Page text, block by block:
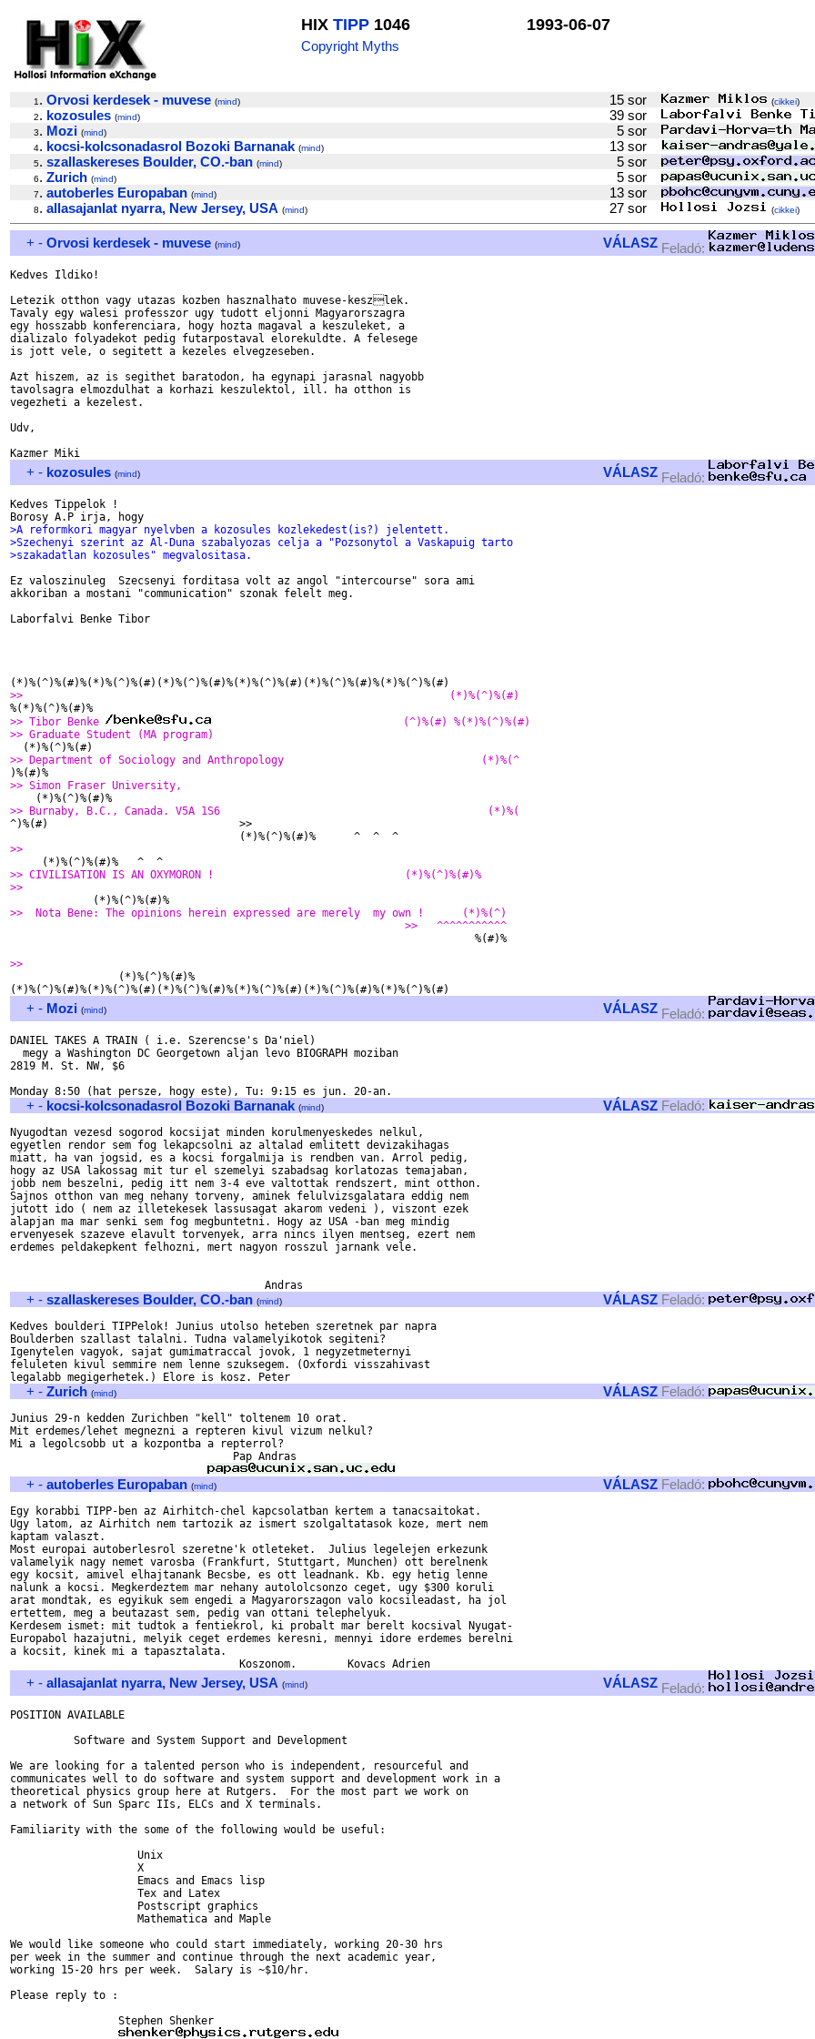
HIX TIPP 1046
Copyright Myths
1993-06-07
1 . Orvosi kerdesek - muvese (mind) 15 sor (cikkei)
2. kozosules (mind) 39 sor
3. Mozi (mind) 5 sor
4. kocsi-kolcsonadasrol Bozoki Barnanak (mind) 13 sor
5. szallaskereses Boulder, CO.-ban (mind) 5 sor
6. Zurich (mind) 5 sor
7. autoberles Europaban (mind) 13 sor
8. allasajanlat nyarra, New Jersey, USA (mind) 27 sor (cikkei)
+ - Orvosi kerdesek - muvese (mind) VÁLASZ Feladó:
Kedves Ildiko!
Letezik otthon vagy utazas kozben hasznalhato muvese-keszlek.
Tavaly egy walesi professzor ugy tudott eljonni Magyarorszagra
egy hosszabb konferenciara, hogy hozta magaval a keszuleket, a
dializalo folyadekot pedig futarpostaval elorekuldte. A felesege
is jott vele, o segitett a kezeles elvegzeseben.
Azt hiszem, az is segithet baratodon, ha egynapi jarasnal nagyobb
tavolsagra elmozdulhat a korhazi keszulektol, ill. ha otthon is
vegezheti a kezelest.
Udv,
+ - kozosules (mind) VÁLASZ Feladó:
Kedves Tippelok !
>A reformkori magyar nyelvben a kozosules kozlekedest(is?) jelentett.
>Szechenyi szerint az Al-Duna szabalyozas celja a "Pozsonytol a Vaskapuig tarto
>szakadatlan kozosules" megvalositasa.
Ez valoszinuleg  Szecsenyi forditasa volt az angol "intercourse" sora ami
akkoriban a mostani "communication" szonak felelt meg.
Laborfalvi Benke Tibor
>>                                                                   (*)%(^)%(#)
>> Tibor Benke
                              (^)%(#) %(*)%(^)%(#)
>> Graduate Student (MA program)
>> Department of Sociology and Anthropology                               (*)%(^
>> Simon Fraser University,
>> Burnaby, B.C., Canada. V5A 1S6                                          (*)%(
^)%(#)                              >>
>>
>> CIVILISATION IS AN OXYMORON !                              (*)%(^)%(#)%
>>
>>  Nota Bene: The opinions herein expressed are merely  my own !      (*)%(^)
                                                              >>   ^^^^^^^^^^^
%(#)%
>>
(*)%(^)%(#)%
+ - Mozi (mind) VÁLASZ Feladó:
DANIEL TAKES A TRAIN ( i.e. Szerencse's Da'niel)
  megy a Washington DC Georgetown aljan levo BIOGRAPH moziban
2819 M. St. NW, $6
+ - kocsi-kolcsonadasrol Bozoki Barnanak (mind) VÁLASZ Feladó:
Nyugodtan vezesd sogorod kocsijat minden korulmenyeskedes nelkul,
egyetlen rendor sem fog lekapcsolni az altalad emlitett devizakihagas
miatt, ha van jogsid, es a kocsi forgalmija is rendben van. Arrol pedig,
hogy az USA lakossag mit tur el szemelyi szabadsag korlatozas temajaban,
jobb nem beszelni, pedig itt nem 3-4 eve valtottak rendszert, mint otthon.
Sajnos otthon van meg nehany torveny, aminek felulvizsgalatara eddig nem
jutott ido ( nem az illetekesek lassusagat akarom vedeni ), viszont ezek
alapjan ma mar senki sem fog megbuntetni. Hogy az USA -ban meg mindig
ervenyesek szazeve elavult torvenyek, arra nincs ilyen mentseg, ezert nem
erdemes peldakepkent felhozni, mert nagyon rosszul jarnank vele.
+ - szallaskereses Boulder, CO.-ban (mind) VÁLASZ Feladó:
Kedves boulderi TIPPelok! Junius utolso heteben szeretnek par napra
Boulderben szallast talalni. Tudna valamelyikotok segiteni?
Igenytelen vagyok, sajat gumimatraccal jovok, 1 negyzetmeternyi
feluleten kivul semmire nem lenne szuksegem. (Oxfordi visszahivast
+ - Zurich (mind) VÁLASZ Feladó:
Junius 29-n kedden Zurichben "kell" toltenem 10 orat.
Mit erdemes/lehet megnezni a repteren kivul vizum nelkul?
Mi a legolcsobb ut a kozpontba a repterrol?
                                   Pap Andras
+ - autoberles Europaban (mind) VÁLASZ Feladó:
Egy korabbi TIPP-ben az Airhitch-chel kapcsolatban kertem a tanacsaitokat.
Ugy latom, az Airhitch nem tartozik az ismert szolgaltatasok koze, mert nem
kaptam valaszt.
Most europai autoberlesrol szeretne'k otleteket.  Julius legelejen erkezunk
valamelyik nagy nemet varosba (Frankfurt, Stuttgart, Munchen) ott berelnenk
egy kocsit, amivel elhajtanank Becsbe, es ott leadnank. Kb. egy hetig lenne
nalunk a kocsi. Megkerdeztem mar nehany autololcsonzo ceget, ugy $300 koruli
arat mondtak, es egyikuk sem engedi a Magyarorszagon valo kocsileadast, ha jol
ertettem, meg a beutazast sem, pedig van ottani telephelyuk.
Kerdesem ismet: mit tudtok a fentiekrol, ki probalt mar berelt kocsival Nyugat-
Europabol hazajutni, melyik ceget erdemes keresni, mennyi idore erdemes berelni
a kocsit, kinek mi a tapasztalata.
+ - allasajanlat nyarra, New Jersey, USA (mind) VÁLASZ Feladó:
POSITION AVAILABLE
          Software and System Support and Development
We are looking for a talented person who is independent, resourceful and
communicates well to do software and system support and development work in a
theoretical physics group here at Rutgers.  For the most part we work on
a network of Sun Sparc IIs, ELCs and X terminals.
Familiarity with the some of the following would be useful:
                    Unix
                    X
                    Emacs and Emacs lisp
                    Tex and Latex
                    Postscript graphics
                    Mathematica and Maple
We would like someone who could start immediately, working 20-30 hrs
per week in the summer and continue through the next academic year,
working 15-20 hrs per week.  Salary is ~$10/hr.
Please reply to :
                 Stephen Shenker